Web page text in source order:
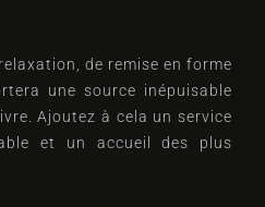
de remise en forme
une source inépuisable
Ajoutez à cela un service
et un accueil des plus